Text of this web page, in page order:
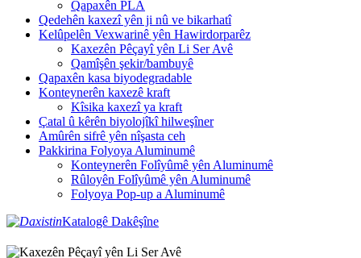
Qapaxên PLA
Qedehên kaxezî yên ji nû ve bikarhatî
Kelûpelên Vexwarinê yên Hawirdorparêz
Kaxezên Pêçayî yên Li Ser Avê
Qamîşên şekir/bambuyê
Qapaxên kasa biyodegradable
Konteynerên kaxezê kraft
Kîsika kaxezî ya kraft
Çatal û kêrên biyolojîkî hilweşîner
Amûrên sifrê yên nîşasta ceh
Pakkirina Folyoya Aluminumê
Konteynerên Folîyûmê yên Aluminumê
Rûloyên Folîyûmê yên Aluminumê
Folyoya Pop-up a Aluminumê
Katalogê Dakêşîne